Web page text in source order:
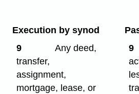
Execution by synod
9
Any deed,
transfer,
assignment,
mortgage, lease, or
9